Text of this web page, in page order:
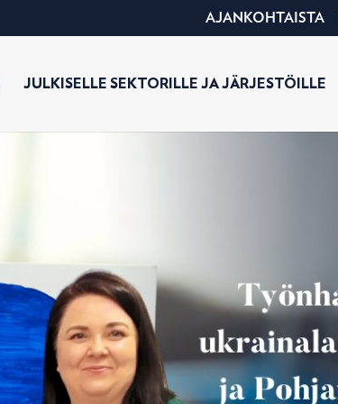
AJANKOHTAISTA
JULKISELLE SEKTORILLE JA JÄRJESTÖILLE